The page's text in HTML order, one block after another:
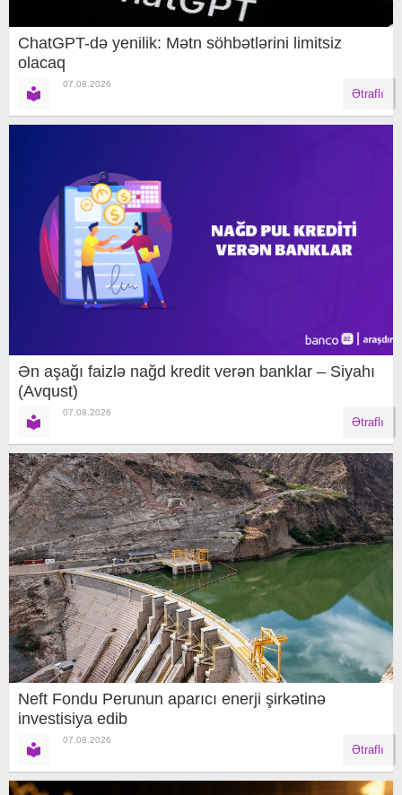
ChatGPT-də yenilik: Mətn söhbətlərini limitsiz
olacaq
07.08.2026
Ətraflı
Ən aşağı faizlə nağd kredit verən banklar – Siyahı
(Avqust)
07.08.2026
Ətraflı
Neft Fondu Perunun aparıcı enerji şirkətinə
investisiya edib
07.08.2026
Ətraflı